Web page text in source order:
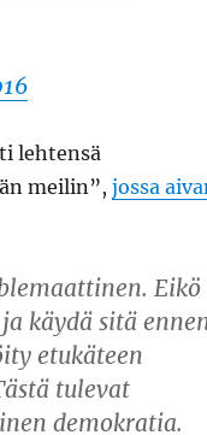
lehtensä
meilin”, jossa
Eikö
käydä sitä
etukäteen
tulevat
demokratia.